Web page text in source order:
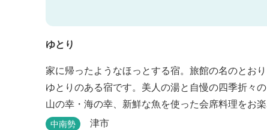
ゆとり
家に帰ったようなほっとする宿。旅館の名のとおり
ゆとりのある宿です。美人の湯と自慢の四季折々の
山の幸・海の幸、新鮮な魚を使った会席料理をお楽
しみいただけます。
中南勢 津市